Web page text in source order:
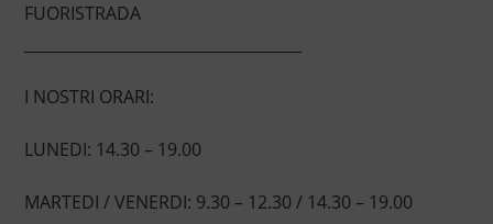
FUORISTRADA
I NOSTRI ORARI:
LUNEDI: 14.30 – 19.00
MARTEDI / VENERDI: 9.30 – 12.30 / 14.30 – 19.00